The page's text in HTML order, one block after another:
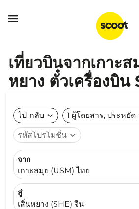

เที่ยวบินจากเกาะส
หยาง ตั๋วเครื่องบิน
ไป-กลับ expand_more 1 ผู้โดยสาร, ประหยัด
รหัสโปรโมชั่น expand_more
จาก
เกาะสมุย (USM) ไทย
สู่
เสิ่นหยาง (SHE) จีน